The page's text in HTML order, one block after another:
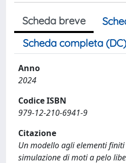
Scheda breve
Scheda completa (DC)
Anno
2024
Codice ISBN
979-12-210-6941-9
Citazione
Un modello agli elementi
simulazione di moti a pelo